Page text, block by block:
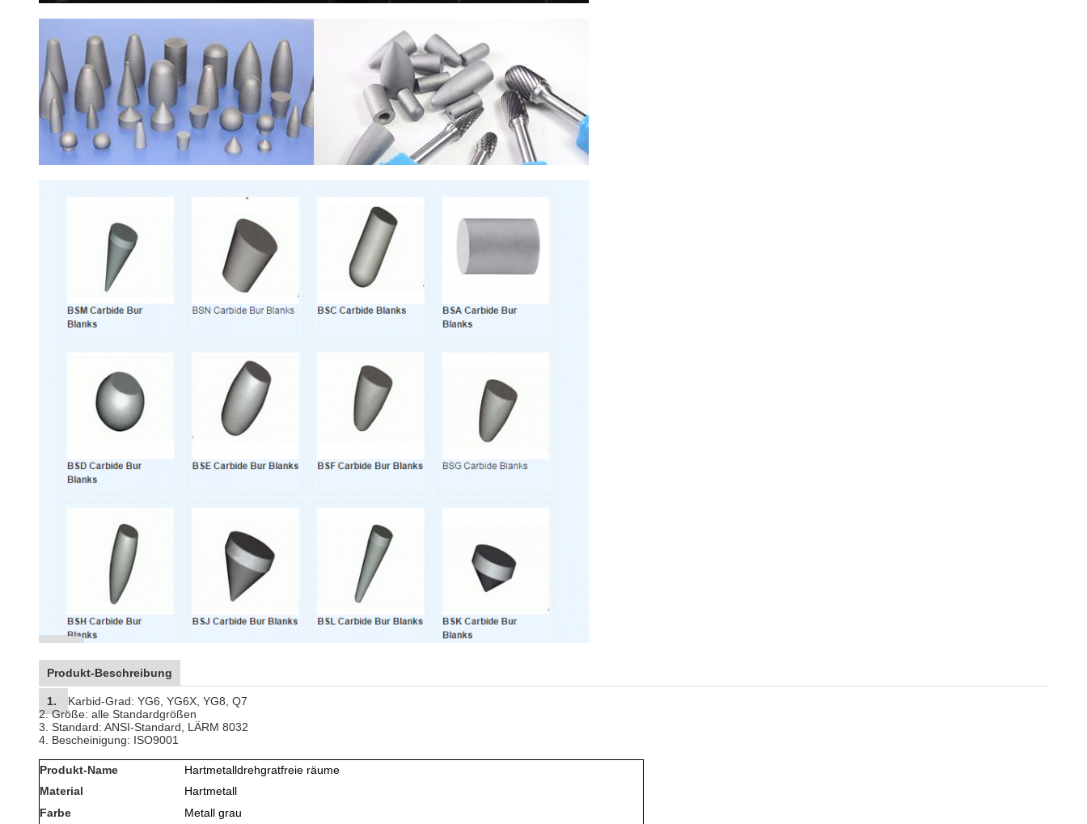
Produkt-Beschreibung
1.
Karbid-Grad: YG6, YG6X, YG8, Q7
2. Größe: alle Standardgrößen
3. Standard: ANSI-Standard, LÄRM 8032
4. Bescheinigung: ISO9001
Produkt-Name
Hartmetalldrehgratfreie räume
Material
Hartmetall
Farbe
Metall grau